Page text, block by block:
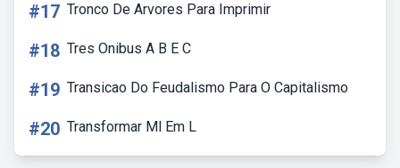
#17 Tronco De Arvores Para Imprimir
#18 Tres Onibus A B E C
#19 Transicao Do Feudalismo Para O Capitalismo
#20 Transformar Ml Em L